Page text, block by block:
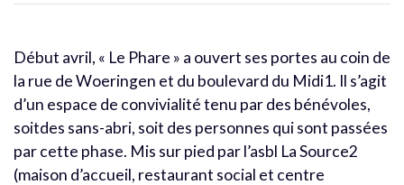
Début avril, « Le Phare » a ouvert ses portes au coin de
la rue de Woeringen et du boulevard du Midi1. Il s’agit
d’un espace de convivialité tenu par des bénévoles,
soitdes sans-abri, soit des personnes qui sont passées
par cette phase. Mis sur pied par l’asbl La Source2
(maison d’accueil, restaurant social et centre